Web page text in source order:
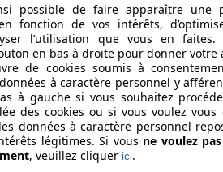
possible de faire apparaître une
fonction de vos intérêts,
l’utilisation que vous en faites.
en bas à droite pour donner votre
de cookies soumis à
à caractère personnel y
à gauche si vous souhaitez
des cookies ou si vous voulez vous
données à caractère personnel
légitimes. Si vous ne voulez
, veuillez cliquer ici.